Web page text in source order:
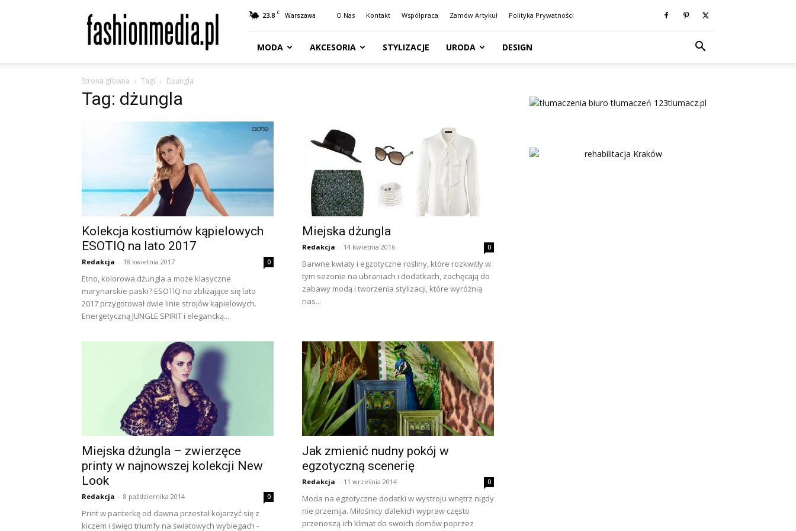
Moda
Styl
|
Trendy
23.8 C Warszawa O Nas Kontakt Współpraca Zamów Artykuł Polityka Prywatności
MODA AKCESORIA STYLIZACJE URODA DESIGN
Strona główna Tagi Dżungla
Tag: dżungla
Kolekcja kostiumów kąpielowych
ESOTIQ na lato 2017
Redakcja - 18 kwietnia 2017 0
Etno, kolorowa dżungla a może klasyczne
marynarskie paski? ESOTIQ na zbliżające się lato
2017 przygotował dwie linie strojów kąpielowych.
Energetyczną JUNGLE SPIRIT i elegancką...
Miejska dżungla
Redakcja - 14 kwietnia 2016 0
Barwne kwiaty i egzotyczne rośliny, które rozkwitły w
tym sezonie na ubraniach i dodatkach, zachęcają do
zabawy modą i tworzenia stylizacji, które wyróżnią
nas...
Miejska dżungla – zwierzęce
printy w najnowszej kolekcji New
Look
Redakcja - 8 października 2014 0
Print w panterkę od dawna przestał kojarzyć się z
kiczem i święci triumfy na światowych wybiegach -
Jak zmienić nudny pokój w
egzotyczną scenerię
Redakcja - 11 września 2014 0
Moda na egzotyczne dodatki w wystroju wnętrz nigdy
nie przemija. Miłośnicy dalekich wypraw często
przenoszą ich klimat do swoich domów poprzez